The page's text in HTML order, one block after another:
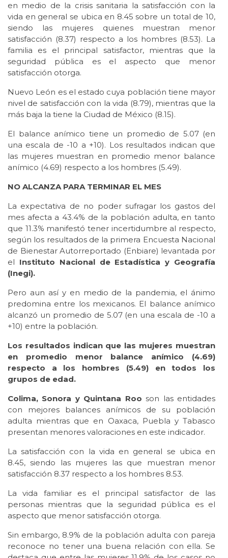
en medio de la crisis sanitaria la satisfacción con la
vida en general se ubica en 8.45 sobre un total de 10,
siendo las mujeres quienes muestran menor
satisfacción (8.37) respecto a los hombres (8.53). La
familia es el principal satisfactor, mientras que la
seguridad pública es el aspecto que menor
satisfacción otorga.
Nuevo León es el estado cuya población tiene mayor
nivel de satisfacción con la vida (8.79), mientras que la
más baja la tiene la Ciudad de México (8.15).
El balance anímico tiene un promedio de 5.07 (en
una escala de -10 a +10). Los resultados indican que
las mujeres muestran en promedio menor balance
anímico (4.69) respecto a los hombres (5.49).
NO ALCANZA PARA TERMINAR EL MES
La expectativa de no poder sufragar los gastos del
mes afecta a 43.4% de la población adulta, en tanto
que 11.3% manifestó tener incertidumbre al respecto,
según los resultados de la primera Encuesta Nacional
de Bienestar Autorreportado (Enbiare) levantada por
el Instituto Nacional de Estadística y Geografía
(Inegi).
Pero aun así y en medio de la pandemia, el ánimo
predomina entre los mexicanos. El balance anímico
alcanzó un promedio de 5.07 (en una escala de -10 a
+10) entre la población.
Los resultados indican que las mujeres muestran
en promedio menor balance anímico (4.69)
respecto a los hombres (5.49) en todos los
grupos de edad.
Colima, Sonora y Quintana Roo son las entidades
con mejores balances anímicos de su población
adulta mientras que en Oaxaca, Puebla y Tabasco
presentan menores valoraciones en este indicador.
La satisfacción con la vida en general se ubica en
8.45, siendo las mujeres las que muestran menor
satisfacción 8.37 respecto a los hombres 8.53.
La vida familiar es el principal satisfactor de las
personas mientras que la seguridad pública es el
aspecto que menor satisfacción otorga.
Sin embargo, 8.9% de la población adulta con pareja
reconoce no tener una buena relación con ella. Se